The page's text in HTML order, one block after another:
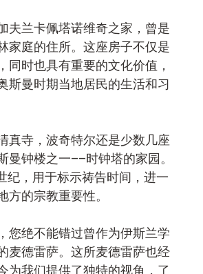
夫兰卡佩塔诺维奇之家，曾是
家庭的住所。这座房子不仅是
同时也具有重要的文化价值，
斯曼时期当地居民的生活和习
真寺，波奇特尔还是少数几座
曼钟楼之一––时钟塔的家园。
纪，用于标示祷告时间，进一
方的宗教重要性。
您绝不能错过曾作为伊斯兰学
麦德雷萨。这所麦德雷萨也经
为我们提供了独特的视角，了